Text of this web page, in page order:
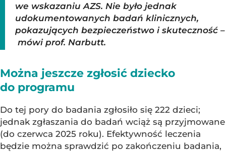
we wskazaniu AZS. Nie było jednak
udokumentowanych badań klinicznych,
pokazujących bezpieczeństwo i skuteczność –
mówi prof. Narbutt.
Można jeszcze zgłosić dziecko
do programu
Do tej pory do badania zgłosiło się 222 dzieci;
jednak zgłaszania do badań wciąż są przyjmowane
(do czerwca 2025 roku). Efektywność leczenia
będzie można sprawdzić po zakończeniu badania,